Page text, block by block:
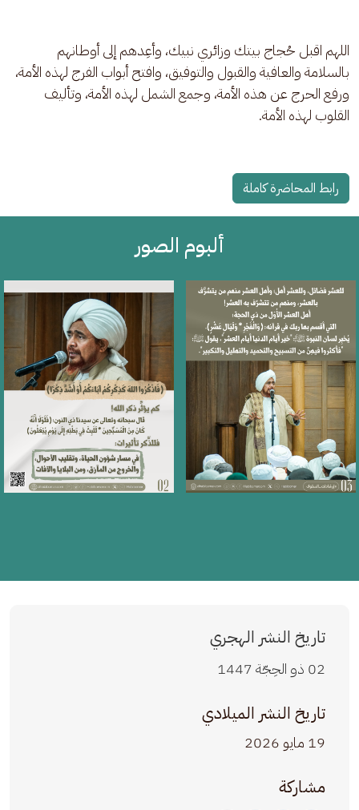
اللهم اقبل حُجاج بيتك وزائري نبيك، وأعِدهم إلى أوطانهم
بالسلامة والعافية والقبول والتوفيق، وافتح أبواب الفرج لهذه الأمة،
ورفع الحرج عن هذه الأمة، وجمع الشمل لهذه الأمة، وتأليف
القلوب لهذه الأمة.
رابط المحاضرة كاملة
ألبوم الصور
تاريخ النشر الهجري
02 ذو الحِجّة 1447
تاريخ النشر الميلادي
19 مايو 2026
مشاركة